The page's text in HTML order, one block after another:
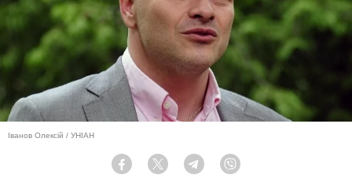
Іванов Олексій / УНІАН
Facebook Twitter Telegram